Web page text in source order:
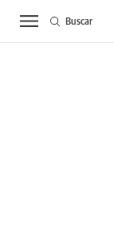
Buscar